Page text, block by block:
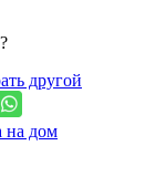
другой
на дом